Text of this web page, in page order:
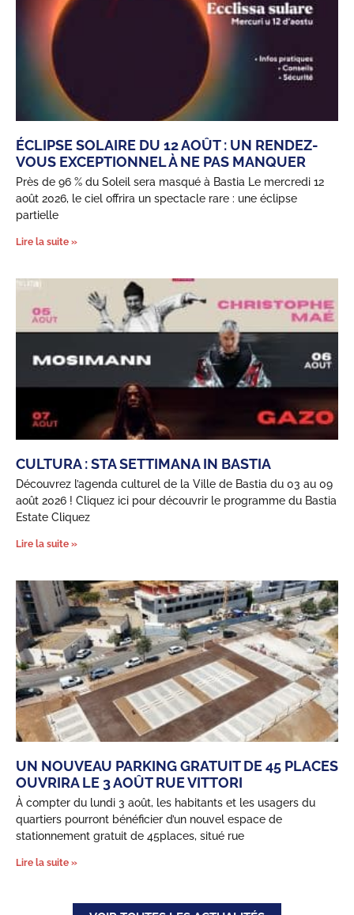
ÉCLIPSE SOLAIRE DU 12 AOÛT : UN RENDEZ-
VOUS EXCEPTIONNEL À NE PAS MANQUER
Près de 96 % du Soleil sera masqué à Bastia Le mercredi 12
août 2026, le ciel offrira un spectacle rare : une éclipse
partielle
Lire la suite »
CULTURA : STA SETTIMANA IN BASTIA
Découvrez l’agenda culturel de la Ville de Bastia du 03 au 09
août 2026 ! Cliquez ici pour découvrir le programme du Bastia
Estate Cliquez
Lire la suite »
UN NOUVEAU PARKING GRATUIT DE 45 PLACES
OUVRIRA LE 3 AOÛT RUE VITTORI
À compter du lundi 3 août, les habitants et les usagers du
quartiers pourront bénéficier d’un nouvel espace de
stationnement gratuit de 45places, situé rue
Lire la suite »